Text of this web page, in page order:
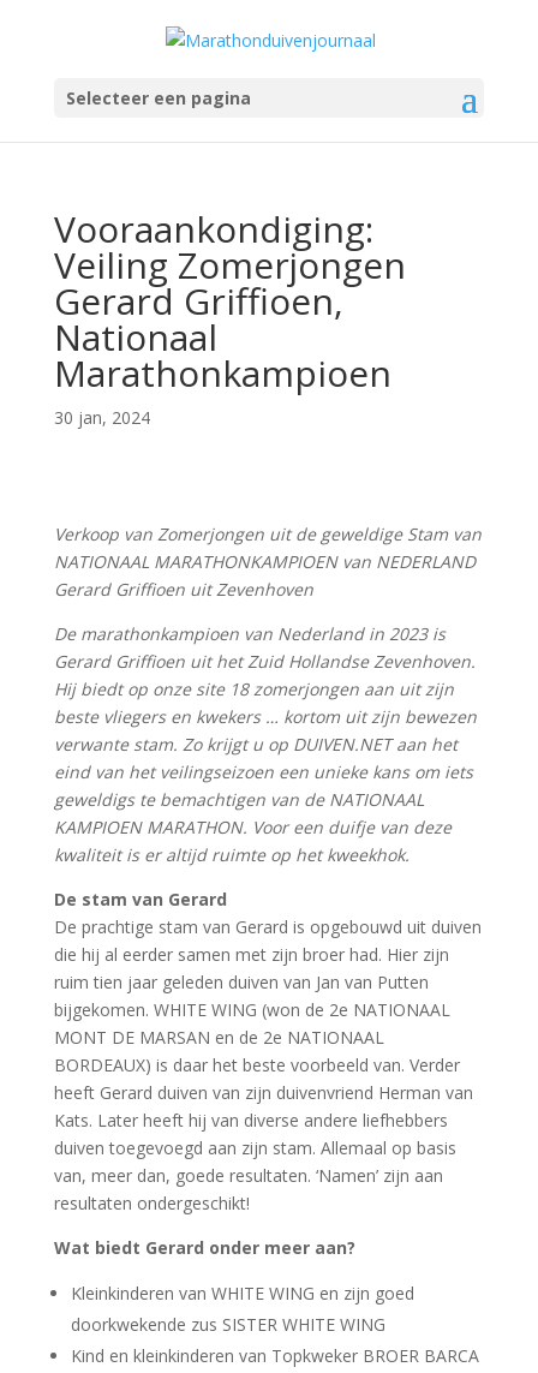
Selecteer een pagina
Vooraankondiging:
Veiling Zomerjongen
Gerard Griffioen,
Nationaal
Marathonkampioen
30 jan, 2024
Verkoop van Zomerjongen uit de geweldige Stam van
NATIONAAL MARATHONKAMPIOEN van NEDERLAND
Gerard Griffioen uit Zevenhoven
De marathonkampioen van Nederland in 2023 is
Gerard Griffioen uit het Zuid Hollandse Zevenhoven.
Hij biedt op onze site 18 zomerjongen aan uit zijn
beste vliegers en kwekers … kortom uit zijn bewezen
verwante stam. Zo krijgt u op DUIVEN.NET aan het
eind van het veilingseizoen een unieke kans om iets
geweldigs te bemachtigen van de NATIONAAL
KAMPIOEN MARATHON. Voor een duifje van deze
kwaliteit is er altijd ruimte op het kweekhok.
De stam van Gerard
De prachtige stam van Gerard is opgebouwd uit duiven
die hij al eerder samen met zijn broer had. Hier zijn
ruim tien jaar geleden duiven van Jan van Putten
bijgekomen. WHITE WING (won de 2e NATIONAAL
MONT DE MARSAN en de 2e NATIONAAL
BORDEAUX) is daar het beste voorbeeld van. Verder
heeft Gerard duiven van zijn duivenvriend Herman van
Kats. Later heeft hij van diverse andere liefhebbers
duiven toegevoegd aan zijn stam. Allemaal op basis
van, meer dan, goede resultaten. ‘Namen’ zijn aan
resultaten ondergeschikt!
Wat biedt Gerard onder meer aan?
Kleinkinderen van WHITE WING en zijn goed
doorkwekende zus SISTER WHITE WING
Kind en kleinkinderen van Topkweker BROER BARCA